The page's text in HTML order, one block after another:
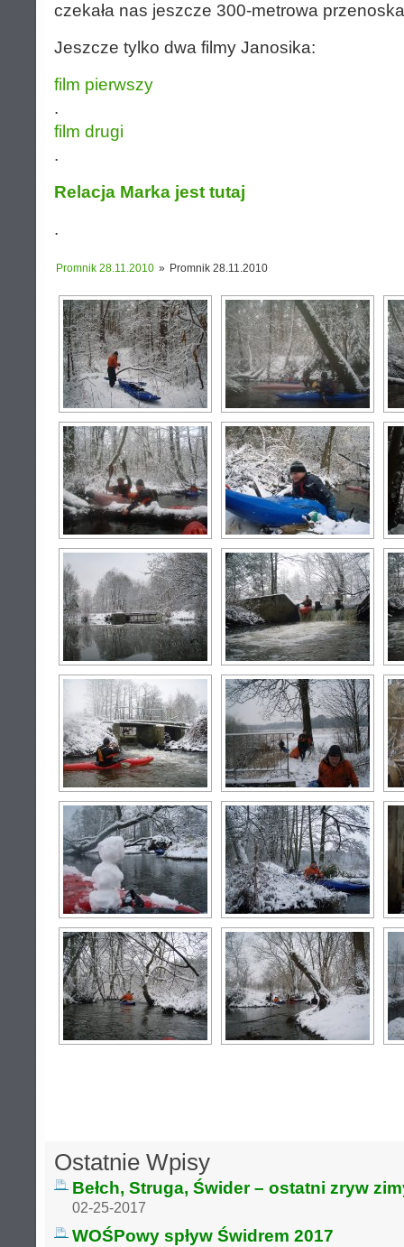
czekała nas jeszcze 300-metrowa
Jeszcze tylko dwa filmy Janosika:
film pierwszy
.
film drugi
.
Relacja Marka jest tutaj
.
Promnik 28.11.2010 » Promnik 28.11.2010
Ostatnie Wpisy
Bełch, Struga, Świder – ostatni zryw
02-25-2017
WOŚPowy spływ Świdrem 2017